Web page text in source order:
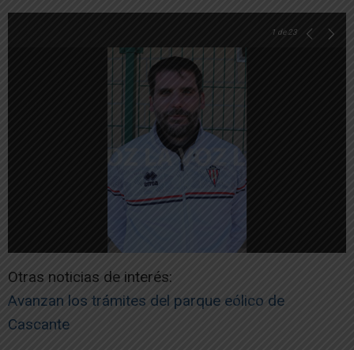
1 de 23
Otras noticias de interés:
Avanzan los trámites del parque eólico de
Cascante